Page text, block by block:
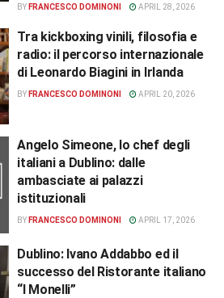
BY FRANCESCO DOMINONI APRIL 28, 2026
Tra kickboxing vinili, filosofia e
radio: il percorso internazionale
di Leonardo Biagini in Irlanda
BY FRANCESCO DOMINONI APRIL 20, 2026
Angelo Simeone, lo chef degli
italiani a Dublino: dalle
ambasciate ai palazzi
istituzionali
BY FRANCESCO DOMINONI APRIL 17, 2026
Dublino: Ivano Addabbo ed il
successo del Ristorante italiano
“I Monelli”